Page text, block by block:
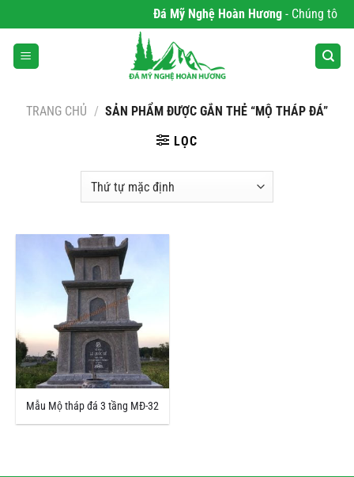
qua
nội
dung
Đá Mỹ Nghệ Hoàn Hương- Chúng tôi
TRANG CHỦ / SẢN PHẨM ĐƯỢC GẮN THẺ “MỘ THÁP ĐÁ”
LỌC
Mẫu Mộ tháp đá 3 tầng MĐ-32